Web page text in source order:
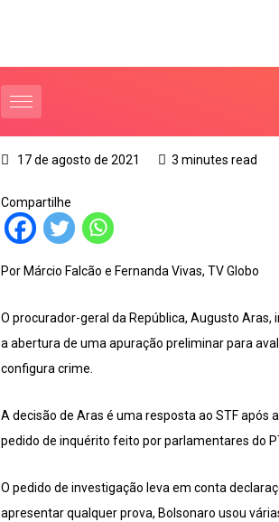
17 de agosto de 2021 3 minutes read
Compartilhe
Por Márcio Falcão e Fernanda Vivas, TV Globo
O procurador-geral da República, Augusto
a abertura de uma apuração preliminar para
configura crime.
A decisão de Aras é uma resposta ao STF após
pedido de inquérito feito por parlamentares do
O pedido de investigação leva em conta
apresentar qualquer prova, Bolsonaro usou